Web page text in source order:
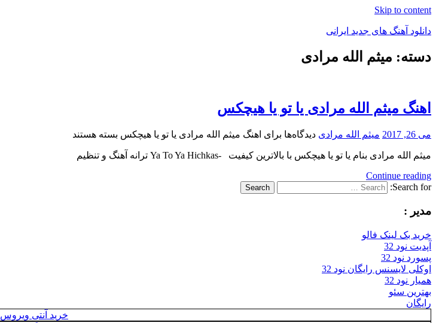
Skip to content
دانلود آهنگ های جدید ایرانی
دانلود
دسته: میثم الله مرادی
اهنگ میثم الله مرادی یا تو یا هیچکس
می 26, 2017 میثم الله مرادی دیدگاه‌ها برای اهنگ میثم الله مرادی یا تو یا هیچکس بسته هستند
میثم الله مرادی بنام یا تو یا هیچکس با بالاترین کیفیت ​ -Ya To Ya Hichkas ترانه آهنگ و تنظیم
Continue reading
Search for:
Search
مدیر :
خرید بک لینک فالو
آپدیت نود 32
پسورد نود 32
اوکلی لایسنس رایگان نود 32
همیار نود 32
بهترین سئو
رایگان
خرید آنتی ویروس